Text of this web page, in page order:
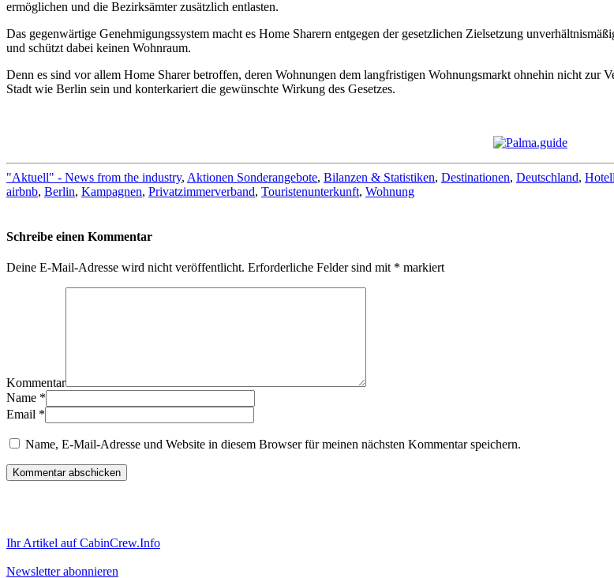
ermöglichen und die Bezirksämter zusätzlich entlasten.
Das gegenwärtige Genehmigungssystem macht es Home Sharern entgegen der gesetzlichen Zielsetzung
und schützt dabei keinen Wohnraum.
Denn es sind vor allem Home Sharer betroffen, deren Wohnungen dem langfristigen Wohnungsmarkt ohnehin nicht zur
Stadt wie Berlin sein und konterkariert die gewünschte Wirkung des Gesetzes.
"Aktuell" - News from the industry, Aktionen Sonderangebote, Bilanzen & Statistiken, Destinationen, Deutschland,
airbnb, Berlin, Kampagnen, Privatzimmerverband, Touristenunterkunft, Wohnung
Schreibe einen Kommentar
Deine E-Mail-Adresse wird nicht veröffentlicht. Erforderliche Felder sind mit * markiert
Kommentar
Name *
Email *
Name, E-Mail-Adresse und Website in diesem Browser für meinen nächsten Kommentar speichern.
Ihr Artikel auf CabinCrew.Info
Newsletter abonnieren